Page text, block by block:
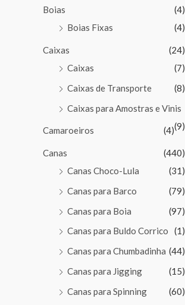
Boias
(4)
Boias Fixas
(4)
Caixas
(24)
Caixas
(7)
Caixas de Transporte
(8)
Caixas para Amostras e Vinis
(9)
Camaroeiros (4)
Canas
(440)
Canas Choco-Lula
(31)
Canas para Barco
(79)
Canas para Boia
(97)
Canas para Buldo Corrico
(1)
Canas para Chumbadinha (44)
Canas para Jigging
(15)
Canas para Spinning
(60)